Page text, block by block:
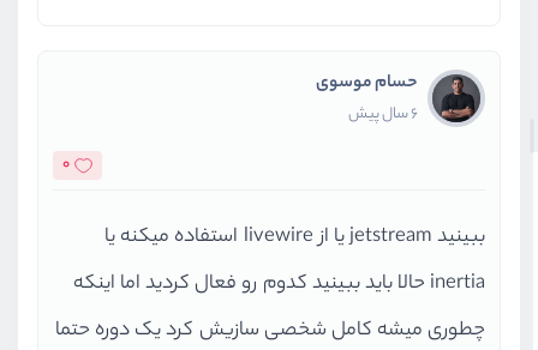
حسام موسوی
6 سال پیش
0
ببینید jetstream یا از livewire استفاده میکنه یا
inertia حالا باید ببینید کدوم رو فعال کردید اما اینکه
چطوری میشه کامل شخصی سازیش کرد یک دوره حتما